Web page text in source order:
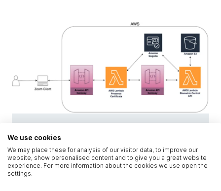
Per l'infrastruttura è stato utilizzato Terraform
We use cookies
We may place these for analysis of our visitor data, to improve our
website, show personalised content and to give you a great website
experience. For more information about the cookies we use open the
settings.